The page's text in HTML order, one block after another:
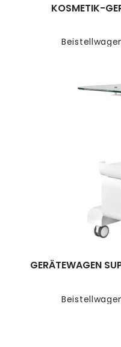
KOSMETIK-
GERÄTEWAGEN